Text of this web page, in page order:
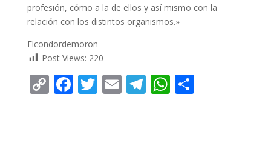
profesión, cómo a la de ellos y así mismo con la
relación con los distintos organismos.»
Elcondordemoron
Post Views: 220
C F T E T W C